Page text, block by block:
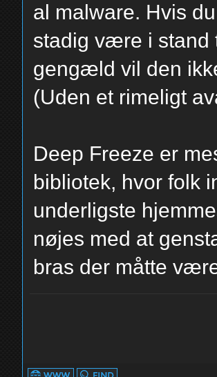
al malware. Hvis
stadig være i stand
gengæld vil den
(Uden et rimeligt
Deep Freeze er
bibliotek, hvor folk
underligste
nøjes med at
bras der måtte